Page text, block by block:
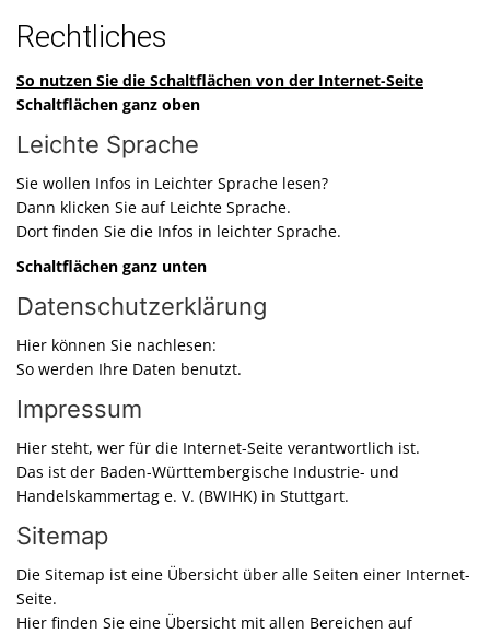
Rechtliches
So nutzen Sie die Schaltflächen von der Internet-Seite
Schaltflächen ganz oben
Leichte Sprache
Sie wollen Infos in Leichter Sprache lesen?
Dann klicken Sie auf Leichte Sprache.
Dort finden Sie die Infos in leichter Sprache.
Schaltflächen ganz unten
Datenschutzerklärung
Hier können Sie nachlesen:
So werden Ihre Daten benutzt.
Impressum
Hier steht, wer für die Internet-Seite verantwortlich ist.
Das ist der Baden-Württembergische Industrie- und
Handelskammertag e. V. (BWIHK) in Stuttgart.
Sitemap
Die Sitemap ist eine Übersicht über alle Seiten einer Internet-
Seite.
Hier finden Sie eine Übersicht mit allen Bereichen auf